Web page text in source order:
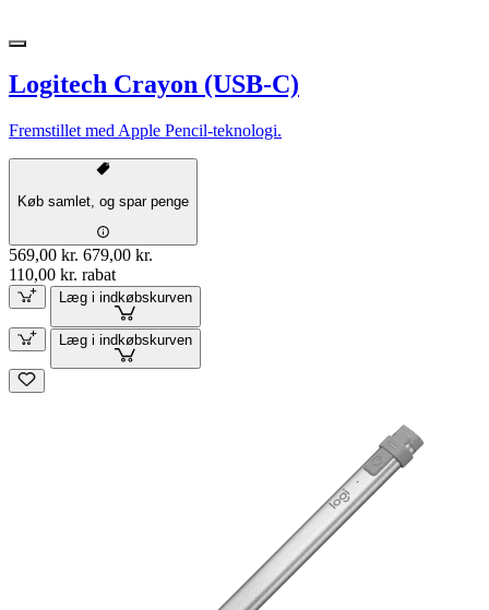
Logitech Crayon (USB-C)
Fremstillet med Apple Pencil-teknologi.
Køb samlet, og spar penge
569,00 kr. 679,00 kr.
110,00 kr. rabat
Læg i indkøbskurven
Læg i indkøbskurven